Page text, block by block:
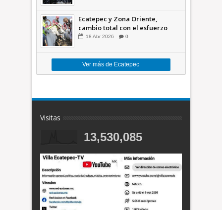
Ecatepec y Zona Oriente,
cambio total con el esfuerzo
conjunto: Azucena; retiran 21
18 Abr 2026 0
Ver más de Ecatepec
Visitas
13,530,085